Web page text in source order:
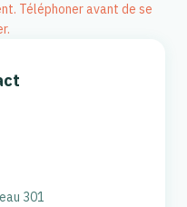
Téléphoner avant de se
301